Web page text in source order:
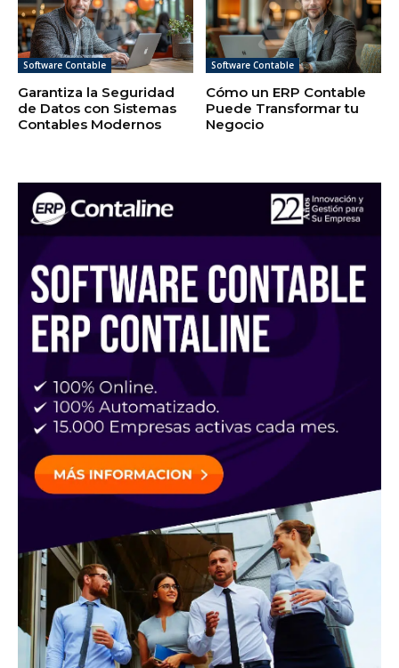
Software Contable
Garantiza la Seguridad
de Datos con Sistemas
Contables Modernos
Software Contable
Cómo un ERP Contable
Puede Transformar tu
Negocio